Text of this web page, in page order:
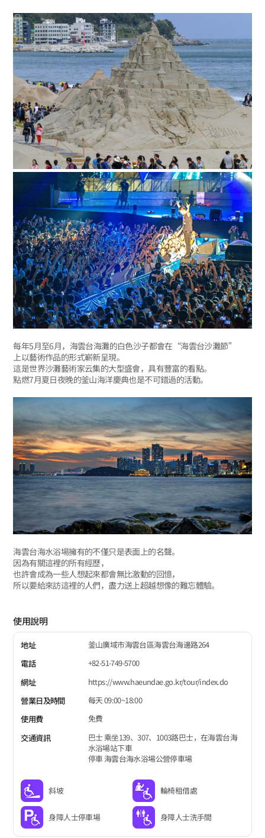
每年5月至6月，海雲台海灘的白色沙子都會在“海雲台沙灘節”
上以藝術作品的形式嶄新呈現。
這是世界沙灘藝術家云集的大型盛會，具有豐富的看點。
點燃7月夏日夜晚的釜山海洋慶典也是不可錯過的活動。
海雲台海水浴場擁有的不僅只是表面上的名聲。
因為有關這裡的所有經歷，
也許會成為一些人想起來都會無比激動的回憶，
所以要給來訪這裡的人們，盡力送上超越想像的難忘體驗。
使用說明
地址
釜山廣域市海雲台區海雲台海邊路264
電話
+82-51-749-5700
網址
https://www.haeundae.go.kr/tour/index.do
營業日及時間
每天 09:00~18:00
使用費
免費
交通資訊
巴士 乘坐139、307、1003路巴士，在海雲台海
水浴場站下車
停車 海雲台海水浴場公營停車場
斜坡 輪椅租借處
身障人士停車場 身障人士洗手間